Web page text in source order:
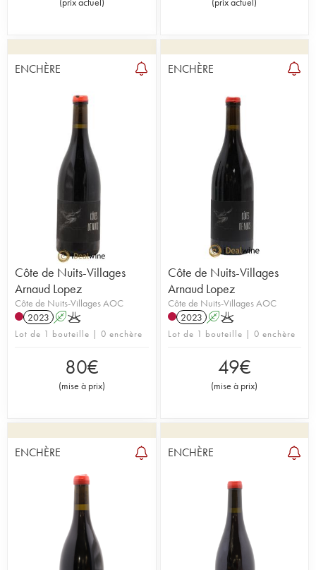
ENCHÈRE
Côte de Nuits-Villages
Arnaud Lopez
Côte de Nuits-Villages AOC
2023 AK
Lot de 1 bouteille | 0 enchère
80€
(mise à prix)
ENCHÈRE
Côte de Nuits-Villages
Arnaud Lopez
Côte de Nuits-Villages AOC
2023 AK
Lot de 1 bouteille | 0 enchère
49€
(mise à prix)
ENCHÈRE ENCHÈRE